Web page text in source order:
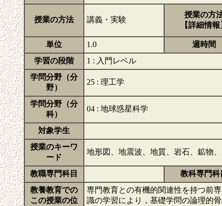
授業の方法 講義・実験
授業の方
【詳細情
単位 1.0
週時間
学習の段階
1 : 入門レベル
学問分野（分
野）
25 : 理工学
学問分野（分
科）
04 : 地球惑星科学
対象学生
授業のキーワ
ード
地形図、地震波、地質、岩石、鉱物
教職専門科目
教科専門科
教養教育での
この授業の位
専門教育との有機的関連性を持つ前
識の学習により，基礎学問の論理的